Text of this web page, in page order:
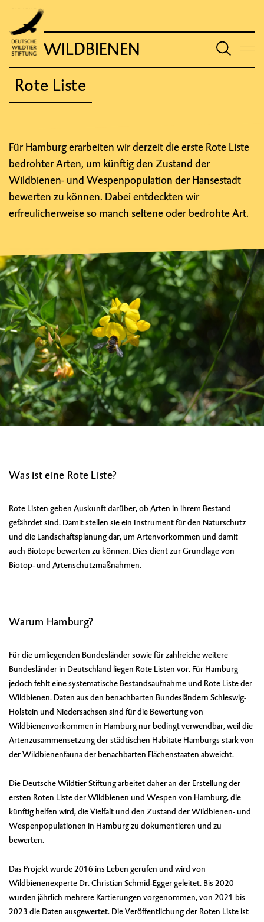
WILDBIENEN
Rote Liste
Für Hamburg erarbeiten wir derzeit die erste Rote Liste
bedrohter Arten, um künftig den Zustand der
Wildbienen- und Wespenpopulation der Hansestadt
bewerten zu können. Dabei entdeckten wir
erfreulicherweise so manch seltene oder bedrohte Art.
Was ist eine Rote Liste?
Rote Listen geben Auskunft darüber, ob Arten in ihrem Bestand
gefährdet sind. Damit stellen sie ein Instrument für den Naturschutz
und die Landschaftsplanung dar, um Artenvorkommen und damit
auch Biotope bewerten zu können. Dies dient zur Grundlage von
Biotop- und Artenschutzmaßnahmen.
Warum Hamburg?
Für die umliegenden Bundesländer sowie für zahlreiche weitere
Bundesländer in Deutschland liegen Rote Listen vor. Für Hamburg
jedoch fehlt eine systematische Bestandsaufnahme und Rote Liste der
Wildbienen. Daten aus den benachbarten Bundesländern Schleswig-
Holstein und Niedersachsen sind für die Bewertung von
Wildbienenvorkommen in Hamburg nur bedingt verwendbar, weil die
Artenzusammensetzung der städtischen Habitate Hamburgs stark von
der Wildbienenfauna der benachbarten Flächenstaaten abweicht.
Die Deutsche Wildtier Stiftung arbeitet daher an der Erstellung der
ersten Roten Liste der Wildbienen und Wespen von Hamburg, die
künftig helfen wird, die Vielfalt und den Zustand der Wildbienen- und
Wespenpopulationen in Hamburg zu dokumentieren und zu
bewerten.
Das Projekt wurde 2016 ins Leben gerufen und wird von
Wildbienenexperte Dr. Christian Schmid-Egger geleitet. Bis 2020
wurden jährlich mehrere Kartierungen vorgenommen, von 2021 bis
2023 die Daten ausgewertet. Die Veröffentlichung der Roten Liste ist